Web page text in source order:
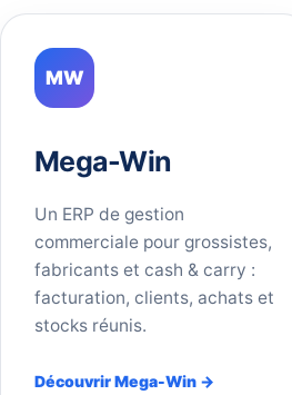
MW
Mega-Win
Un ERP de gestion
commerciale pour grossistes,
fabricants et cash & carry :
facturation, clients, achats et
stocks réunis.
Découvrir Mega-Win →